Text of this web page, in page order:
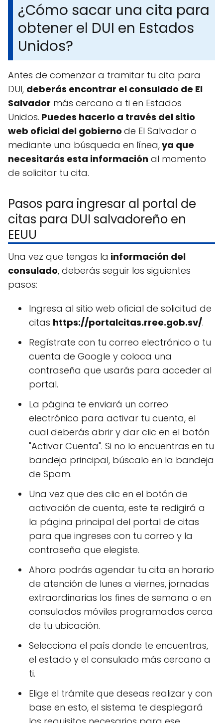
¿Cómo sacar una cita para
obtener el DUI en Estados
Unidos?
Antes de comenzar a tramitar tu cita para
DUI, deberás encontrar el consulado de El
Salvador más cercano a ti en Estados
Unidos. Puedes hacerlo a través del sitio
web oficial del gobierno de El Salvador o
mediante una búsqueda en línea,ya que
necesitarás esta información al momento
de solicitar tu cita.
Pasos para ingresar al portal de
citas para DUI salvadoreño en
EEUU
Una vez que tengas la información del
consulado, deberás seguir los siguientes
pasos:
Ingresa al sitio web oficial de solicitud de
citas https://portalcitas.rree.gob.sv/.
Regístrate con tu correo electrónico o tu
cuenta de Google y coloca una
contraseña que usarás para acceder al
portal.
La página te enviará un correo
electrónico para activar tu cuenta, el
cual deberás abrir y dar clic en el botón
"Activar Cuenta". Si no lo encuentras en tu
bandeja principal, búscalo en la bandeja
de Spam.
Una vez que des clic en el botón de
activación de cuenta, este te redigirá a
la página principal del portal de citas
para que ingreses con tu correo y la
contraseña que elegiste.
Ahora podrás agendar tu cita en horario
de atención de lunes a viernes, jornadas
extraordinarias los fines de semana o en
consulados móviles programados cerca
de tu ubicación.
Selecciona el país donde te encuentras,
el estado y el consulado más cercano a
ti.
Elige el trámite que deseas realizar y con
base en esto, el sistema te desplegará